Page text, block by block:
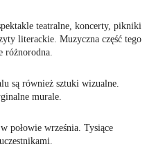
teatralne, koncerty, pikniki
literackie. Muzyczna część tego
różnorodna.
są również sztuki wizualne.
murale.
połowie września. Tysiące